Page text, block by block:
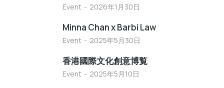
Event 2026年1月30日
Minna Chan x Barbi Law
Event 2025年5月30日
香港國際文化創意博覧
Event 2025年5月10日